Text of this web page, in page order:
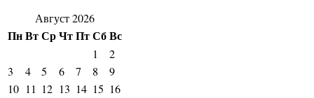
Август 2026
ПнВтСрЧтПтСбВс
1
2
3
4 5 6 7 8
9
10 11 12 13 14 15 16